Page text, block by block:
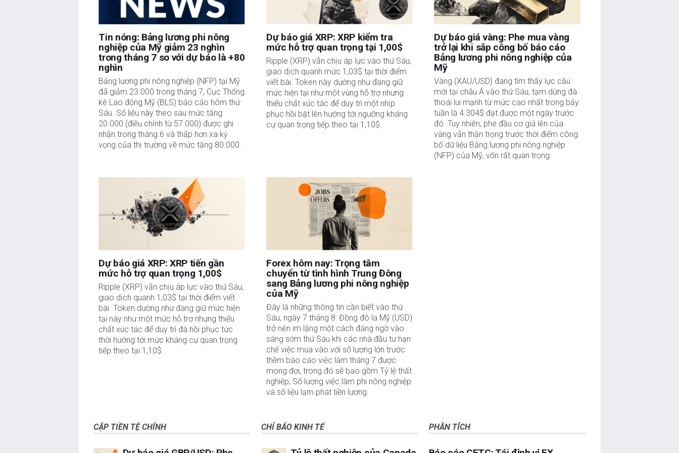
của thông tin này. FXStreet và tác giả sẽ không chịu trách nhiệm về bất kỳ sai sót, thiếu sót hoặc bất kỳ tổn thất, thương tích hoặc thiệt
hại nào phát sinh từ thông tin này và việc hiển thị hoặc sử dụng thông tin này. Ngoại trừ các lỗi và thiếu sót.
Tác giả và FXStreet không phải là các cố vấn đầu tư đã đăng ký và không có nội dung nào trong bài viết này nhằm mục đích tư vấn đầu
Tin nóng: Bảng lương phi nông
nghiệp của Mỹ giảm 23 nghìn
trong tháng 7 so với dự báo là +80
nghìn
Bảng lương phi nông nghiệp (NFP) tại Mỹ
đã giảm 23.000 trong tháng 7, Cục Thống
kê Lao động Mỹ (BLS) báo cáo hôm thứ
Sáu. Số liệu này theo sau mức tăng
20.000 (điều chỉnh từ 57.000) được ghi
nhận trong tháng 6 và thấp hơn xa kỳ
vọng của thị trường về mức tăng 80.000.
Dự báo giá XRP: XRP kiểm tra
mức hỗ trợ quan trọng tại 1,00$
Ripple (XRP) vẫn chịu áp lực vào thứ Sáu,
giao dịch quanh mức 1,03$ tại thời điểm
viết bài. Token này dường như đang giữ
mức hiện tại như một vùng hỗ trợ nhưng
thiếu chất xúc tác để duy trì một nhịp
phục hồi bật lên hướng tới ngưỡng kháng
cự quan trọng tiếp theo tại 1,10$.
Dự báo giá vàng: Phe mua vàng
trở lại khi sắp công bố báo cáo
Bảng lương phi nông nghiệp của
Mỹ
Vàng (XAU/USD) đang tìm thấy lực cầu
mới tại châu Á vào thứ Sáu, tạm dừng đà
thoái lui mạnh từ mức cao nhất trong bảy
tuần là 4.304$ đạt được một ngày trước
đó. Tuy nhiên, phe đầu cơ giá lên của
vàng vẫn thận trọng trước thời điểm công
bố dữ liệu Bảng lương phi nông nghiệp
(NFP) của Mỹ, vốn rất quan trọng.
Dự báo giá XRP: XRP tiến gần
mức hỗ trợ quan trọng 1,00$
Ripple (XRP) vẫn chịu áp lực vào thứ Sáu,
giao dịch quanh 1,03$ tại thời điểm viết
bài. Token dường như đang giữ mức hiện
tại này như một mức hỗ trợ nhưng thiếu
chất xúc tác để duy trì đà hồi phục tức
thời hướng tới mức kháng cự quan trọng
tiếp theo tại 1,10$
Forex hôm nay: Trọng tâm
chuyển từ tình hình Trung Đông
sang Bảng lương phi nông nghiệp
của Mỹ
Đây là những thông tin cần biết vào thứ
Sáu, ngày 7 tháng 8: Đồng đô la Mỹ (USD)
trở nên im lặng một cách đáng ngờ vào
sáng sớm thứ Sáu khi các nhà đầu tư hạn
chế việc mua vào với số lượng lớn trước
thềm báo cáo việc làm tháng 7 được
mong đợi, trong đó sẽ bao gồm Tỷ lệ thất
nghiệp, Số lượng việc làm phi nông nghiệp
và số liệu lạm phát tiền lương.
CẶP TIỀN TỆ CHÍNH CHỈ BÁO KINH TẾ PHÂN TÍCH